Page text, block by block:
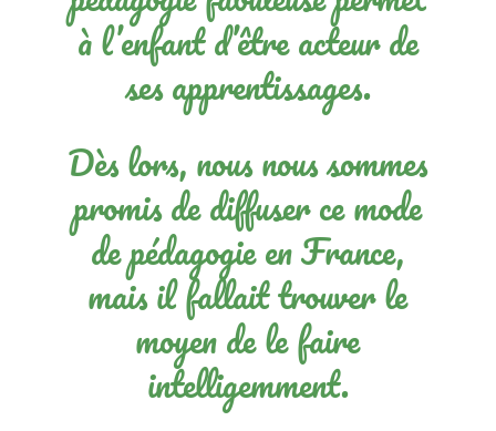
à l’enfant d’être acteur de
ses apprentissages.
Dès lors, nous nous sommes
promis de diffuser ce mode
de pédagogie en France,
mais il fallait trouver le
moyen de le faire
intelligemment.